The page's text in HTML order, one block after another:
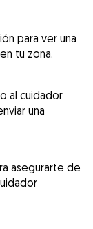
para ver una
tu zona.
al cuidador
una
asegurarte de